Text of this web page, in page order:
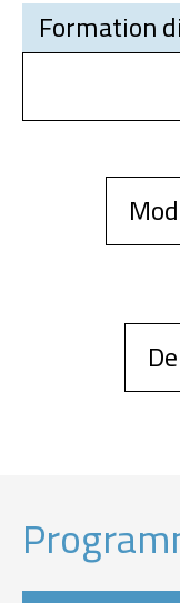
Formation